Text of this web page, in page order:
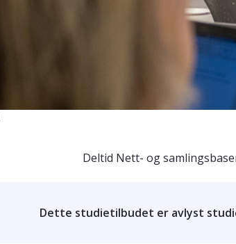
Deltid Nett- og
Dette studietilbudet er avlyst